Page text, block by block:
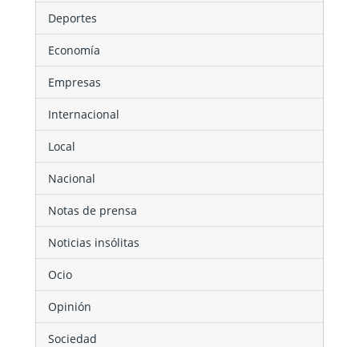
Deportes
Economía
Empresas
Internacional
Local
Nacional
Notas de prensa
Noticias insólitas
Ocio
Opinión
Sociedad